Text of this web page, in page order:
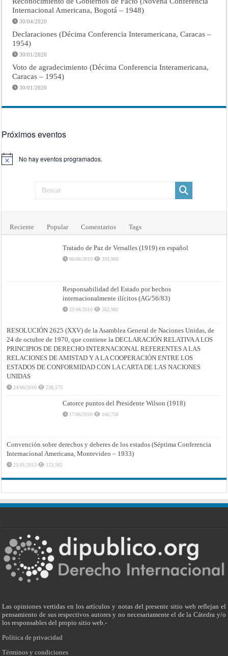
Internacional Americana, Bogotá – 1948)
30/04/2020
Declaraciones (Décima Conferencia Interamericana, Caracas –
1954)
30/01/2020
Voto de agradecimiento (Décima Conferencia Interamericana,
Caracas – 1954)
30/01/2020
Próximos eventos
Aviso No hay eventos programados.
Reciente Popular Comentarios Tags
Tratado de Paz de Versalles (1919) en español
06/06/2010 393,960
Responsabilidad del Estado por hechos
internacionalmente ilícitos (AG/56/83)
25/06/2010 262,982
RESOLUCIÓN 2625 (XXV) de la Asamblea General de Naciones Unidas, de
24 de octubre de 1970, que contiene la DECLARACIÓN RELATIVA A LOS
PRINCIPIOS DE DERECHO INTERNACIONAL REFERENTES A LAS
RELACIONES DE AMISTAD Y A LA COOPERACIÓN ENTRE LOS
ESTADOS DE CONFORMIDAD CON LA CARTA DE LAS NACIONES
UNIDAS
24/06/2010 238,575
Catorce puntos del Presidente Wilson (1918)
17/06/2010 166,758
Convención sobre derechos y deberes de los estados (Séptima Conferencia
Internacional Americana, Montevideo – 1933)
21/01/2013 123,582
Las opiniones vertidas en los artículos y notas del presente sitio web reflejan el
pensamiento de sus respectivos autores y no necesariamente el de la Cátedra y/o
los responsables del propio sitio web.-
Política de privacidad
Términos y condiciones